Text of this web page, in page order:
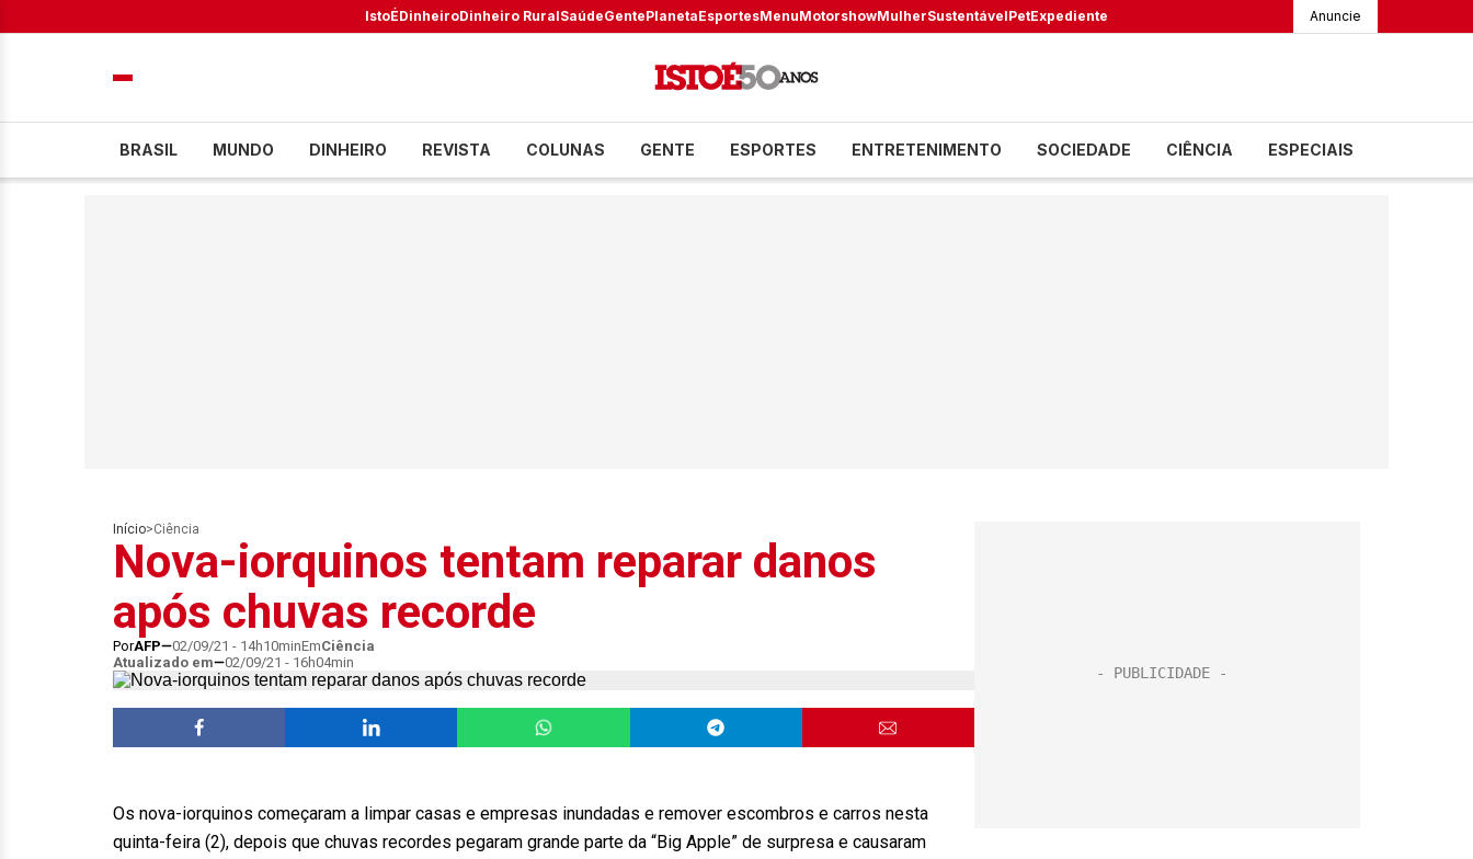
IstoÉDinheiroDinheiro RuralSaúdeGentePlanetaEsportesMenuMotorshowMulherSustentávelPetExpediente Anuncie
BRASIL MUNDO DINHEIRO REVISTA COLUNAS GENTE ESPORTES ENTRETENIMENTO SOCIEDADE CIÊNCIA ESPECIAIS
Início>Ciência
Nova-iorquinos tentam reparar danos
após chuvas recorde
PorAFP 02/09/21 - 14h10minEmCiência
Atualizado em
02/09/21 - 16h04min
Os nova-iorquinos começaram a limpar casas e empresas inundadas e remover escombros e carros nesta
quinta-feira (2), depois que chuvas recordes pegaram grande parte da “Big Apple” de surpresa e causaram